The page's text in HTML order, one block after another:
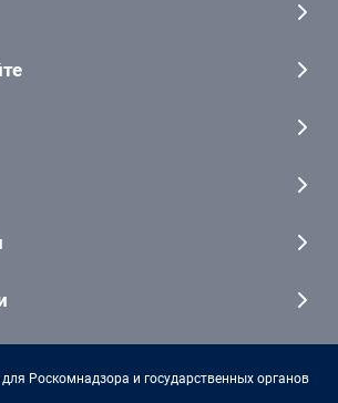
Роскомнадзора и государственных органов